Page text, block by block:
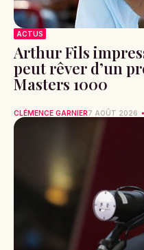
ACTUS
Arthur Fils
peut rêver d’un
Masters 1000
CLÉMENCE GARNIER7 AOÛT 2026